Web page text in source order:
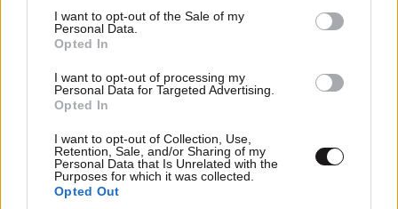
consent section.
I want to opt-out of the Sale of my
Personal Data.
Opted In
I want to opt-out of processing my
Personal Data for Targeted Advertising.
Opted In
I want to opt-out of Collection, Use,
Retention, Sale, and/or Sharing of my
Personal Data that Is Unrelated with the
Purposes for which it was collected.
Opted Out
23 λ. πριν
μεταγραφές του